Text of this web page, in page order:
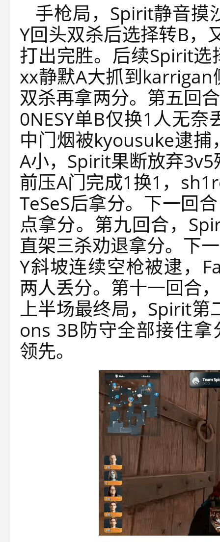
手枪局，Spirit静音摸
Y回头双杀后选择转B，
打出完胜。后续Spirit选
xx静默A大抓到
双杀再拿两分。第五回
0NESY单B仅换1人无
中门烟被kyousuke逮
A小，Spirit果断放弃
前压A门完成1换1，
TeSeS后拿分。下一回
点拿分。第九回合，
直架三杀劝退拿分。下
Y斜坡连续空枪被逮，
两人丢分。第十一回合
上半场最终局，Spirit第
ons 3B防守全部接住
领先。